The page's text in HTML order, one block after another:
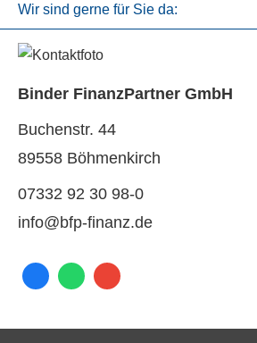
Wir sind gerne für Sie da:
Binder FinanzPartner GmbH
Buchenstr. 44
89558 Böhmenkirch
07332 92 30 98-0
info@bfp-finanz.de